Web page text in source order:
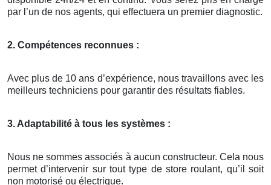
par l’un de nos agents, qui effectuera un premier diagnostic.
2. Compétences reconnues :
Avec plus de 10 ans d’expérience, nous travaillons avec les
meilleurs techniciens pour garantir des résultats fiables.
3. Adaptabilité à tous les systèmes :
Nous ne sommes associés à aucun constructeur. Cela nous
permet d’intervenir sur tout type de store roulant, qu’il soit
non motorisé ou électrique.